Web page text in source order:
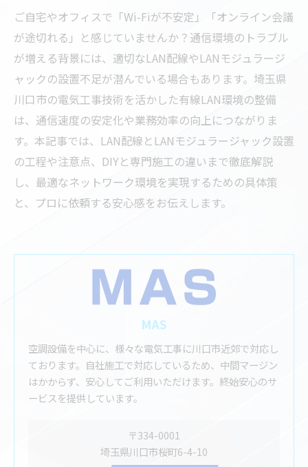
ご自宅やオフィスで「Wi-Fiが不安定」「オンライン会議
が途切れる」と感じていませんか？通信環境のトラブル
が増える背景には、適切なLAN配線やLANモジュラージ
ャックの設置不足が潜んでいる場合もあります。埼玉県
川口市の電気工事技術を活かした有線LAN環境の整備
は、通信速度の安定化や業務効率の向上につながりま
す。本記事では、LAN配線とLANモジュラージャック設置
の工程や注意点、DIYと専門施工の違いまで徹底解説
し、最適なネットワーク環境を実現するための具体策
と、プロに依頼する安心感をお伝えします。
MAS
空調設備を中心に、様々な電気工事に川口市近郊で対応し
ております。自社施工で対応しているため、中間マージン
はかからず、安心してご利用いただけます。終始安心のサ
ービスを提供しています。
〒334-0001
埼玉県川口市桜町6-4-10